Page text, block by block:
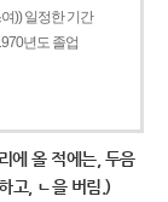
)) 일정한 기간
년도 졸업
에 올 적에는, 두음
고, ㄴ을 버림.)